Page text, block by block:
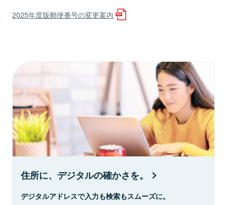
2025年度版郵便番号の変更案内
住所に、デジタルの確かさを。
デジタルアドレスで入力も検索もスムーズに。